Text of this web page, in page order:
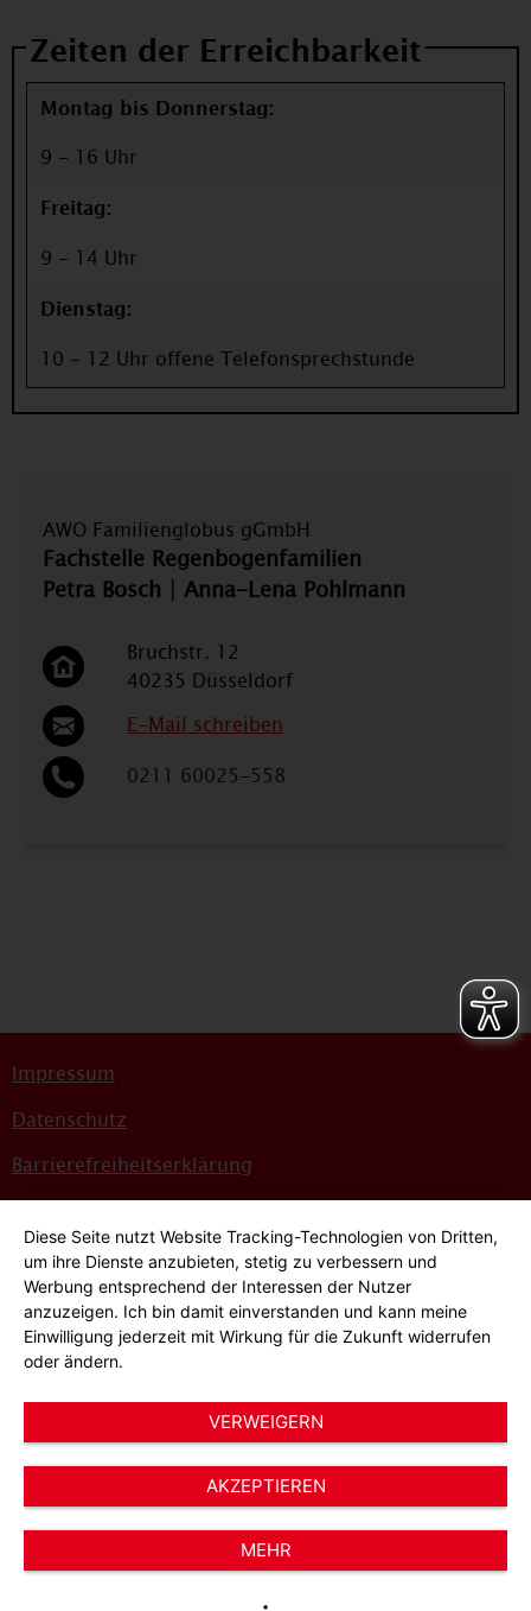
Zeiten der Erreichbarkeit
Montag bis Donnerstag:
9 - 16 Uhr
Freitag:
9 - 14 Uhr
Dienstag:
10 - 12 Uhr offene Telefonsprechstunde
AWO Familienglobus gGmbH
Fachstelle Regenbogenfamilien
Petra Bosch | Anna-Lena Pohlmann
Bruchstr. 12
40235 Düsseldorf
E-Mail schreiben
0211 60025-558
Impressum
Datenschutz
Barrierefreiheitserklärung
Bildnachweise
Hinweisgeber*innensystem
Cookie-Einstellungen
© 2026 AWO Düsseldorf – Arbeiterwohlfahrt e.V.
Diese Seite nutzt Website Tracking-Technologien von Dritten,
um ihre Dienste anzubieten, stetig zu verbessern und
Werbung entsprechend der Interessen der Nutzer
anzuzeigen. Ich bin damit einverstanden und kann meine
Einwilligung jederzeit mit Wirkung für die Zukunft widerrufen
oder ändern.
VERWEIGERN
AKZEPTIEREN
MEHR